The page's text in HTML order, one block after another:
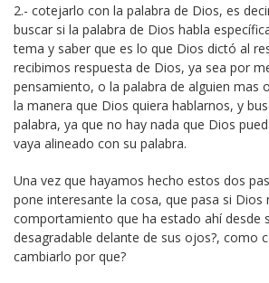
2.- cotejarlo con la palabra de Dios, es
buscar si la palabra de Dios habla
tema y saber que es lo que Dios dictó al
recibimos respuesta de Dios, ya sea por
pensamiento, o la palabra de alguien mas
la manera que Dios quiera hablarnos, y
palabra, ya que no hay nada que Dios
vaya alineado con su palabra.
Una vez que hayamos hecho estos dos
pone interesante la cosa, que pasa si Dios
comportamiento que ha estado ahí desde
desagradable delante de sus ojos?, como
cambiarlo por que?